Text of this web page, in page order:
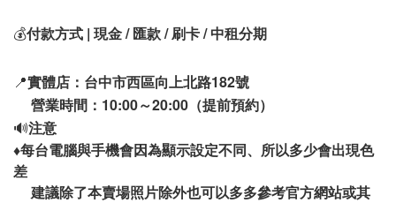
💰付款方式 | 現金 / 匯款 / 刷卡 / 中租分期
📍實體店：台中市西區向上北路182號
營業時間：10:00～20:00（提前預約）
🔊注意
♦️每台電腦與手機會因為顯示設定不同、所以多少會出現色
差
建議除了本賣場照片除外也可以多多參考官方網站或其